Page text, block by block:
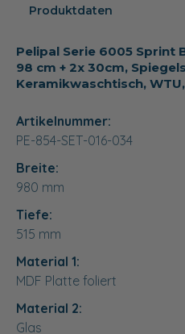
Produktdaten
Pelipal Serie 6005 Sprint
98 cm + 2x 30cm,
Keramikwaschtisch,
Artikelnummer:
PE-854-SET-016-034
Breite:
980 mm
Tiefe:
515 mm
Material 1:
MDF Platte foliert
Material 2:
Glas